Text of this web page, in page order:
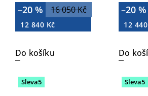
16 050 Kč
–20 %
12 840 Kč
Do košíku
–20 %
12
Do
Sleva5 Sleva5